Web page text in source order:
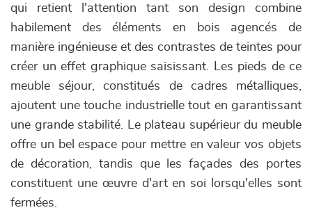
qui retient l'attention tant son design combine
habilement des éléments en bois agencés de
manière ingénieuse et des contrastes de teintes pour
créer un effet graphique saisissant. Les pieds de ce
meuble séjour, constitués de cadres métalliques,
ajoutent une touche industrielle tout en garantissant
une grande stabilité. Le plateau supérieur du meuble
offre un bel espace pour mettre en valeur vos objets
de décoration, tandis que les façades des portes
constituent une œuvre d'art en soi lorsqu'elles sont
fermées.